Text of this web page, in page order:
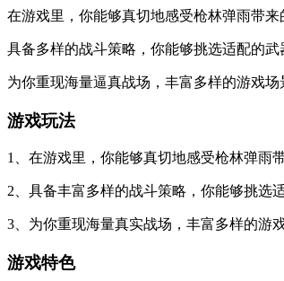
在游戏里，你能够真切地感受枪林弹雨带来
具备多样的战斗策略，你能够挑选适配的武
为你重现海量逼真战场，丰富多样的游戏场
游戏玩法
1、在游戏里，你能够真切地感受枪林弹雨
2、具备丰富多样的战斗策略，你能够挑选
3、为你重现海量真实战场，丰富多样的游
游戏特色